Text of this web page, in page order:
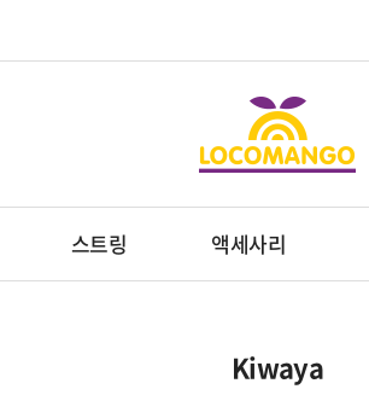
스트링 액세사리
Kiwaya